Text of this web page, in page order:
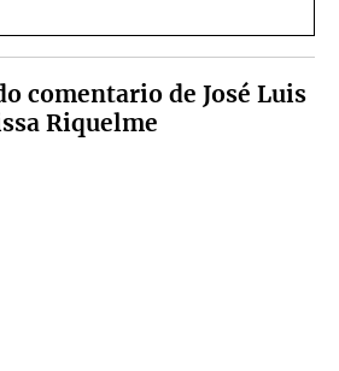
comentario de José Luis
Riquelme